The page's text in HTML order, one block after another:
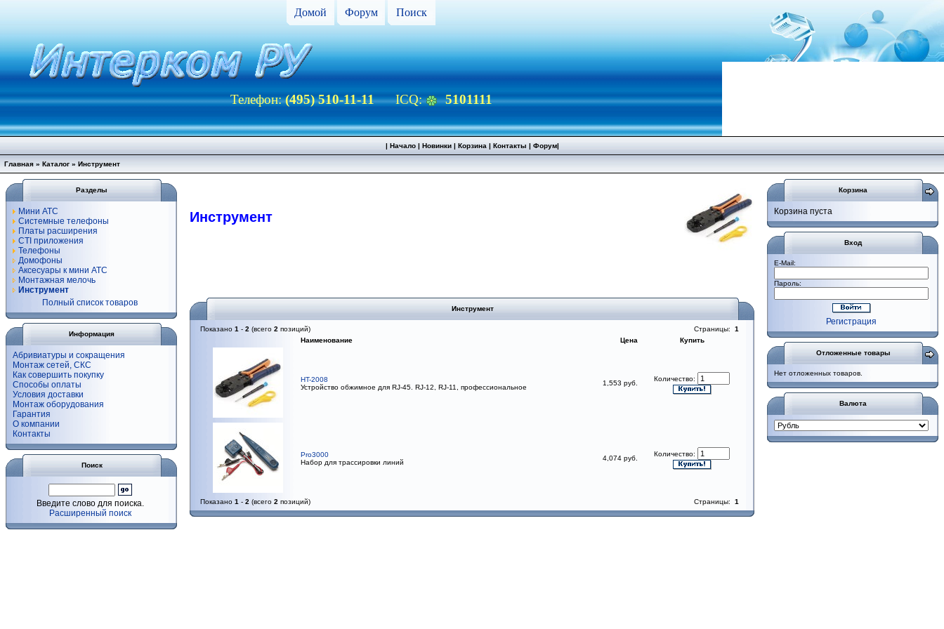
Домой Форум Поиск
Телефон:(495) 510-11-11ICQ: 5101111
| Начало| Новинки| Корзина | Контакты | Форум|
Главная » Каталог » Инструмент
Разделы
Мини АТС
Системные телефоны
Платы расширения
CTI приложения
Телефоны
Домофоны
Аксесуары к мини АТС
Монтажная мелочь
Инструмент
Полный список товаров
Информация
Абривиатуры и сокращения
Монтаж сетей, СКС
Как совершить покупку
Способы оплаты
Условия доставки
Монтаж оборудования
Гарантия
О компании
Контакты
Поиск
Введите слово для поиска.
Расширенный поиск
Инструмент
Инструмент
Показано 1 - 2 (всего 2 позиций) Страницы: 1
Наименование
Цена Купить
HT-2008
Устройство обжимное для RJ-45. RJ-12, RJ-11, профессиональное
1,553 руб.
Количество:
Pro3000
Набор для трассировки линий
4,074 руб.
Количество:
Показано 1 - 2 (всего 2 позиций) Страницы: 1
Корзина
Корзина пуста
Вход
E-Mail:
Пароль:
Регистрация
Отложенные товары
Нет отложенных товаров.
Валюта